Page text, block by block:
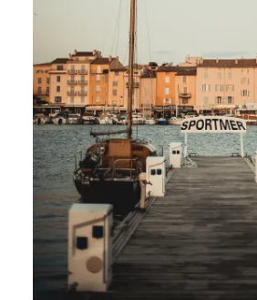
Toison d’Or
Elégant Authentique Confidentiel
Un paradis sauvage aux deux ambiances